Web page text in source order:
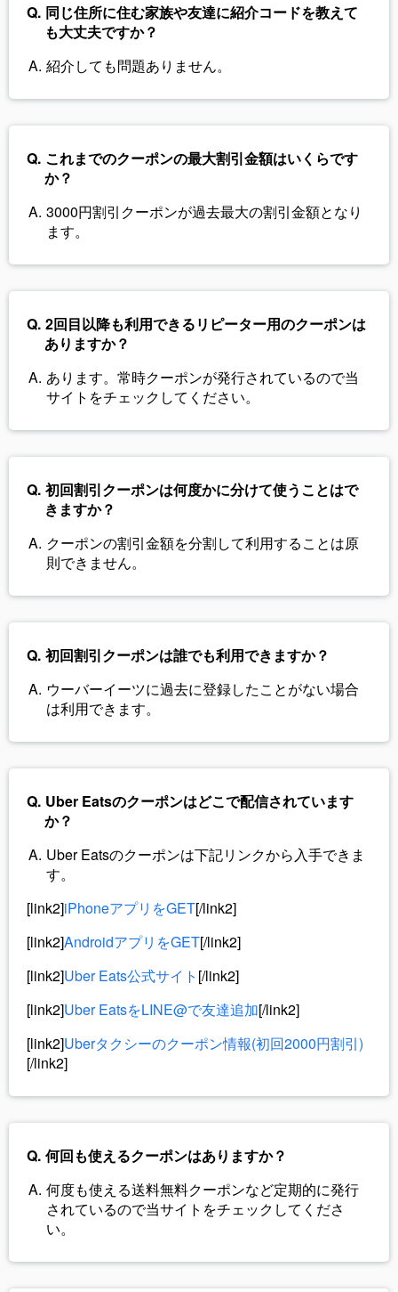
同じ住所に住む家族や友達に紹介コードを教えて
も大丈夫ですか？
紹介しても問題ありません。
これまでのクーポンの最大割引金額はいくらです
か？
3000円割引クーポンが過去最大の割引金額となり
ます。
2回目以降も利用できるリピーター用のクーポンは
ありますか？
あります。常時クーポンが発行されているので当
サイトをチェックしてください。
初回割引クーポンは何度かに分けて使うことはで
きますか？
クーポンの割引金額を分割して利用することは原
則できません。
初回割引クーポンは誰でも利用できますか？
ウーバーイーツに過去に登録したことがない場合
は利用できます。
Uber Eatsのクーポンはどこで配信されています
か？
Uber Eatsのクーポンは下記リンクから入手できま
す。
[link2]iPhoneアプリをGET[/link2]
[link2]AndroidアプリをGET[/link2]
[link2]Uber Eats公式サイト [/link2]
[link2]Uber EatsをLINE@で友達追加[/link2]
[link2]Uberタクシーのクーポン情報(初回2000円割引)
[/link2]
何回も使えるクーポンはありますか？
何度も使える送料無料クーポンなど定期的に発行
されているので当サイトをチェックしてくださ
い。